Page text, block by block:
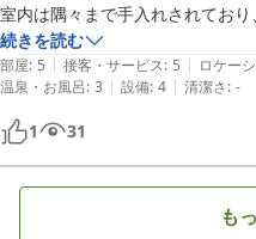
室内は隅々まで手入れされてお
ん、若女将さんが丁寧に対応して
廊下が屋外なので冬だと寒いかも
よさそうです。
非常に気持ちよく過ごすことが
続きを読む
部屋: 5 | 接客・サービス: 5 | ロケー
温泉・お風呂: 3 | 設備: 4 | 清潔さ: -
1 31
も